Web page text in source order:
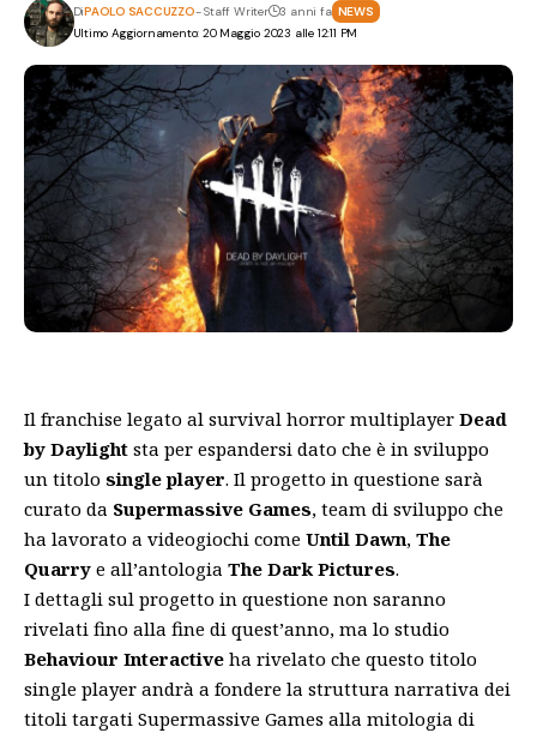
Ultimo Aggiornamento: 20 Maggio 2023 alle 12:11 PM
DiPAOLO SACCUZZO- Staff Writer 3 anni fa NEWS
Il franchise legato al survival horror multiplayer Dead
by Daylight sta per espandersi dato che è in sviluppo
un titolo single player. Il progetto in questione sarà
curato da Supermassive Games, team di sviluppo che
ha lavorato a videogiochi come Until Dawn, The
Quarry e all’antologia The Dark Pictures.
I dettagli sul progetto in questione non saranno
rivelati fino alla fine di quest’anno, ma lo studio
Behaviour Interactive ha rivelato che questo titolo
single player andrà a fondere la struttura narrativa dei
titoli targati Supermassive Games alla mitologia di